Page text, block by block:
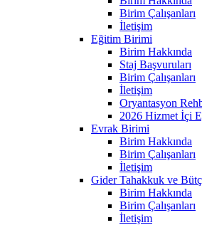
Birim Çalışanları
İletişim
Eğitim Birimi
Birim Hakkında
Staj Başvuruları
Birim Çalışanları
İletişim
Oryantasyon
2026 Hizmet İçi
Evrak Birimi
Birim Hakkında
Birim Çalışanları
İletişim
Gider Tahakkuk ve
Birim Hakkında
Birim Çalışanları
İletişim